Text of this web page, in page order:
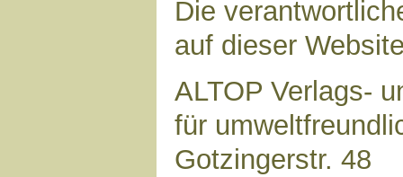
Die
auf dieser
ALTOP Verlags-
für
Gotzingerstr. 48